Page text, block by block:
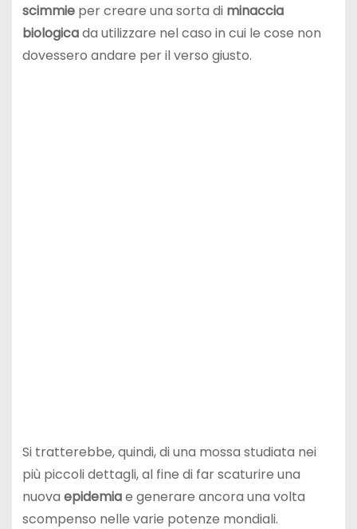
scimmieper creare una sorta di minaccia
biologicada utilizzare nel caso in cui le cose non
dovessero andare per il verso giusto.
Si tratterebbe, quindi, di una mossa studiata nei
più piccoli dettagli, al fine di far scaturire una
nuova epidemiae generare ancora una volta
scompenso nelle varie potenze mondiali.